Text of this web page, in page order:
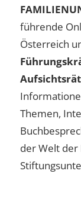
führende
Österreich
Themen,
der Welt